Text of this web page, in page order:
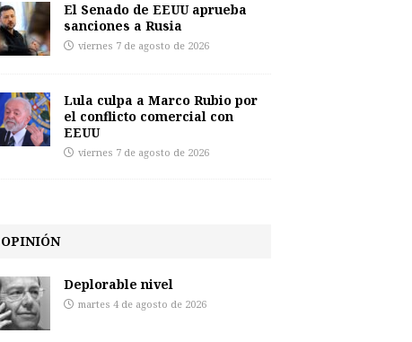
El Senado de EEUU aprueba
sanciones a Rusia
viernes 7 de agosto de 2026
Lula culpa a Marco Rubio por
el conflicto comercial con
EEUU
viernes 7 de agosto de 2026
OPINIÓN
Deplorable nivel
martes 4 de agosto de 2026